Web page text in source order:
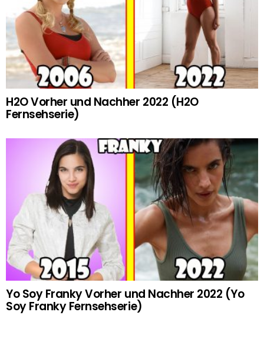
H2O Vorher und Nachher 2022 (H2O
Fernsehserie)
Yo Soy Franky Vorher und Nachher 2022 (Yo
Soy Franky Fernsehserie)